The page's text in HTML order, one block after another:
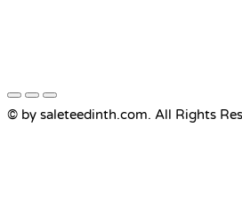
© by saleteedinth.com. All Rights